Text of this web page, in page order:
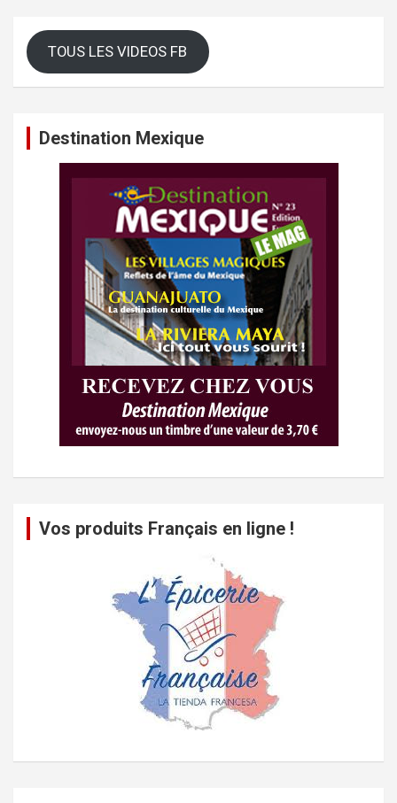
TOUS LES VIDEOS FB
Destination Mexique
Vos produits Français en ligne !